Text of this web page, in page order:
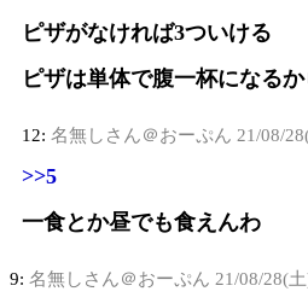
ピザがなければ3ついける
ピザは単体で腹一杯になる
12: 名無しさん＠おーぷん 21/08/
>>5
一食とか昼でも食えんわ
9: 名無しさん＠おーぷん 21/08/28(